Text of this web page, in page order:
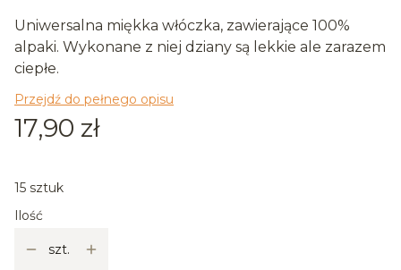
Uniwersalna miękka włóczka, zawierające 100%
alpaki. Wykonane z niej dziany są lekkie ale zarazem
ciepłe.
Przejdź do pełnego opisu
Cena
17,90 zł
15 sztuk
Ilość
szt.